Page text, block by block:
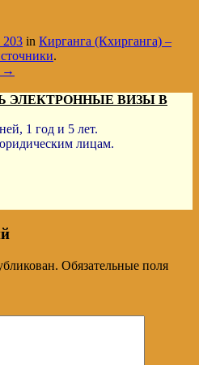
203 in Кирганга (Кхирганга) –
.
→
ВИЗЫ В
1 год и 5 лет.
лицам.
Обязательные поля